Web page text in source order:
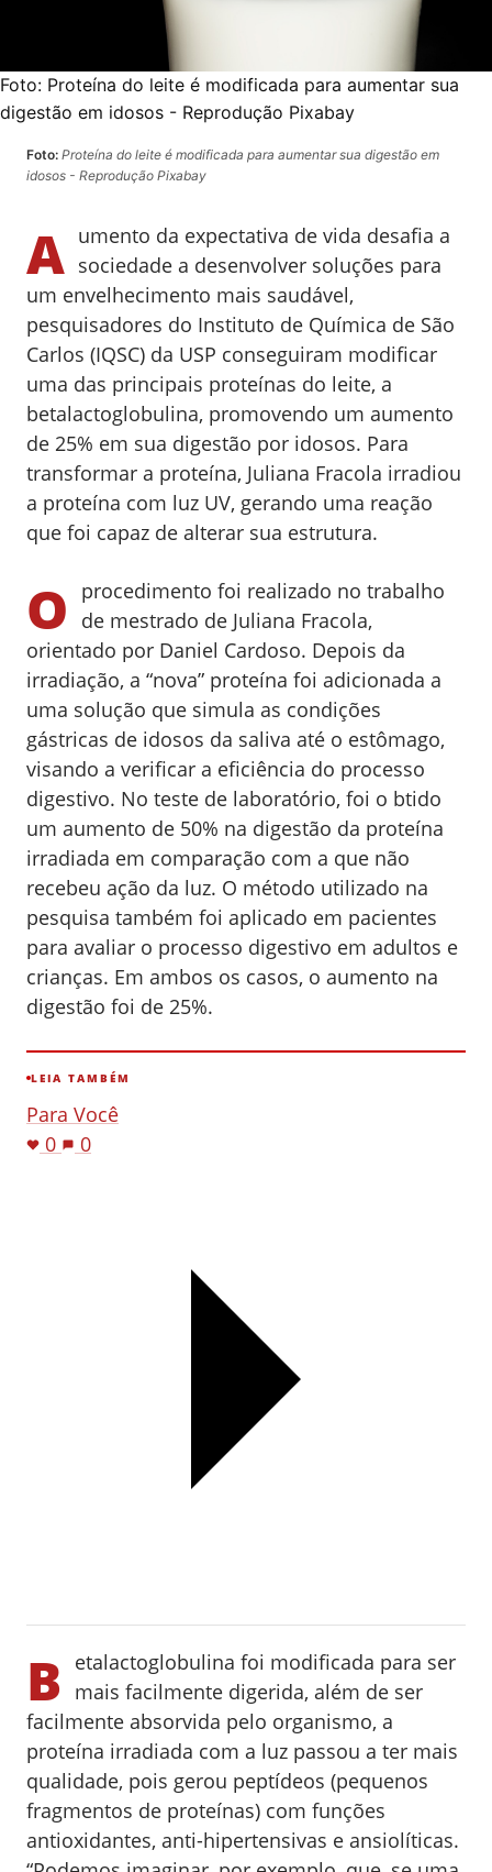
Foto: Proteína do leite é modificada para aumentar sua
digestão em idosos - Reprodução Pixabay
Foto: Proteína do leite é modificada para aumentar sua digestão em
idosos - Reprodução Pixabay
A umento da expectativa de vida desafia a
sociedade a desenvolver soluções para
um envelhecimento mais saudável,
pesquisadores do Instituto de Química de São
Carlos (IQSC) da USP conseguiram modificar
uma das principais proteínas do leite, a
betalactoglobulina, promovendo um aumento
de 25% em sua digestão por idosos. Para
transformar a proteína, Juliana Fracola irradiou
a proteína com luz UV, gerando uma reação
que foi capaz de alterar sua estrutura.
O
procedimento foi realizado no trabalho
de mestrado de Juliana Fracola,
orientado por Daniel Cardoso. Depois da
irradiação, a “nova” proteína foi adicionada a
uma solução que simula as condições
gástricas de idosos da saliva até o estômago,
visando a verificar a eficiência do processo
digestivo. No teste de laboratório, foi o btido
um aumento de 50% na digestão da proteína
irradiada em comparação com a que não
recebeu ação da luz. O método utilizado na
pesquisa também foi aplicado em pacientes
para avaliar o processo digestivo em adultos e
crianças. Em ambos os casos, o aumento na
digestão foi de 25%.
LEIA TAMBÉM
Para Você
0
0
B
etalactoglobulina foi modificada para ser
mais facilmente digerida, além de ser
facilmente absorvida pelo organismo, a
proteína irradiada com a luz passou a ter mais
qualidade, pois gerou peptídeos (pequenos
fragmentos de proteínas) com funções
antioxidantes, anti-hipertensivas e ansiolíticas.